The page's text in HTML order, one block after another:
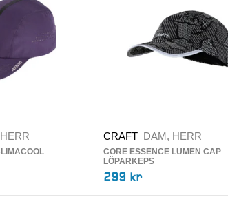
CRAFT DAM, HERR
CORE ESSENCE LUMEN CAP
LÖPARKEPS
299 kr